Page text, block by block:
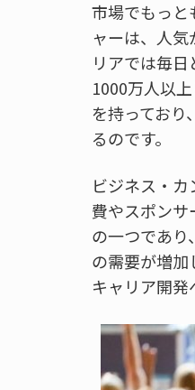
市場でもっと
ャーは、人
リアでは毎
1000万人以
を持っており
るのです。
ビジネス・
費やスポン
の一つであ
の需要が増
キャリア開発